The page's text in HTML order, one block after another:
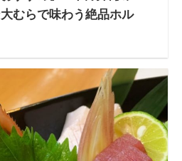
むらで味わう絶品ホル